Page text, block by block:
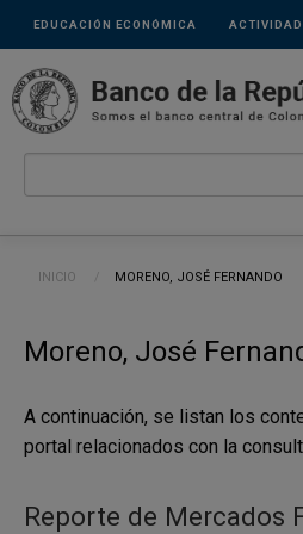
Pasar al contenido principal
Links
secundarios
ACTIVIDAD
EDUCACIÓN ECONÓMICA
Ruta de navegación
INICIO CURRENT:
MORENO, JOSÉ FERNANDO
Moreno, José
A continuación, se listan los
portal relacionados con la
Reporte de Mercados